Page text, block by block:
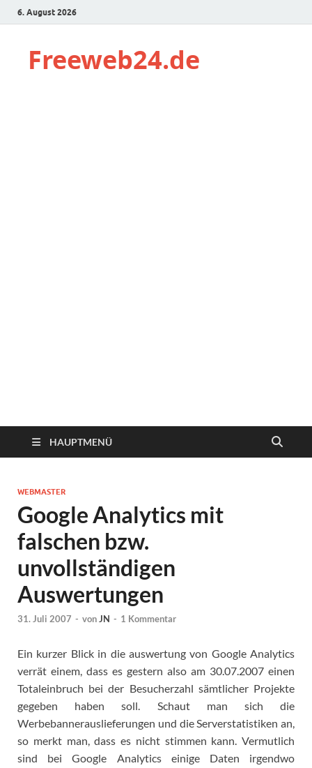
6. August 2026
Freeweb24.de
HAUPTMENÜ
WEBMASTER
Google Analytics mit
falschen bzw.
unvollständigen
Auswertungen
31. Juli 2007 - vonJN - 1 Kommentar
Ein kurzer Blick in die auswertung von Google Analytics
verrät einem, dass es gestern also am 30.07.2007 einen
Totaleinbruch bei der Besucherzahl sämtlicher Projekte
gegeben haben soll. Schaut man sich die
Werbebannerauslieferungen und die Serverstatistiken an,
so merkt man, dass es nicht stimmen kann. Vermutlich
sind bei Google Analytics einige Daten irgendwo